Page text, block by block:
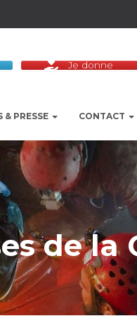
Je donne
& PRESSE CONTACT
de la